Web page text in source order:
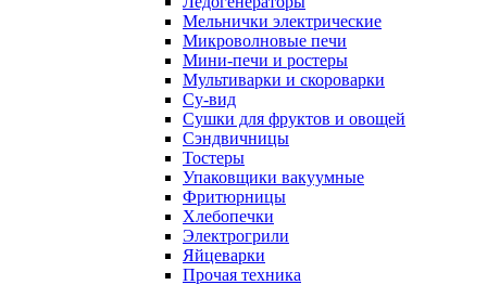
Мельнички электрические
Микроволновые печи
Мини-печи и ростеры
Мультиварки и скороварки
Су-вид
Сушки для фруктов и овощей
Сэндвичницы
Тостеры
Упаковщики вакуумные
Фритюрницы
Хлебопечки
Электрогрили
Яйцеварки
Прочая техника